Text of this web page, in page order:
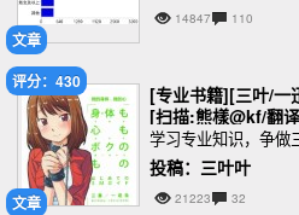
文章
14847 110
文章
评分：430
[专业书籍][三叶/一
[扫描:熊樣@kf/翻
学习专业知识，争做
投稿：三叶叶
21223 32